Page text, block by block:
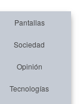
Pantallas
Sociedad
Opinión
Tecnologías